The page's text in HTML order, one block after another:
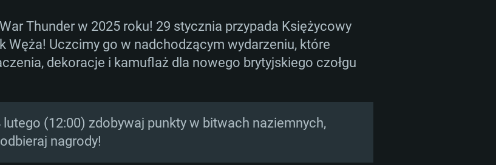
Thunder w 2025 roku! 29 stycznia przypada Księżycowy
Węża! Uczcimy go w nadchodzącym wydarzeniu, które
dekoracje i kamuflaż dla nowego brytyjskiego czołgu
lutego (12:00) zdobywaj punkty w bitwach naziemnych,
nagrody!